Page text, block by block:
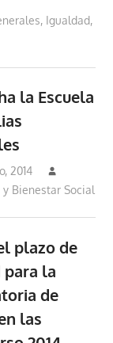
, Igualdad,
la Escuela
2014
Bienestar Social
plazo de
la
de
las